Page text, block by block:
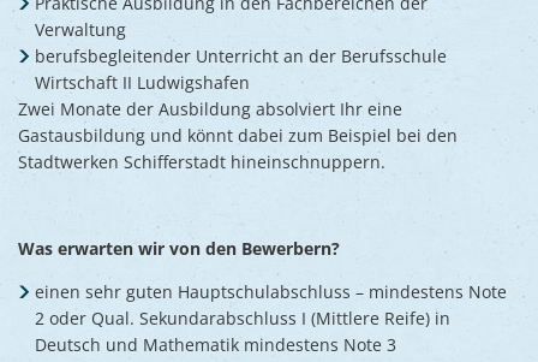
Verwaltung
berufsbegleitender Unterricht an der Berufsschule
Wirtschaft II Ludwigshafen
Zwei Monate der Ausbildung absolviert Ihr eine
Gastausbildung und könnt dabei zum Beispiel bei den
Stadtwerken Schifferstadt hineinschnuppern.
Was erwarten wir von den Bewerbern?
einen sehr guten Hauptschulabschluss – mindestens Note
2 oder Qual. Sekundarabschluss I (Mittlere Reife) in
Deutsch und Mathematik mindestens Note 3